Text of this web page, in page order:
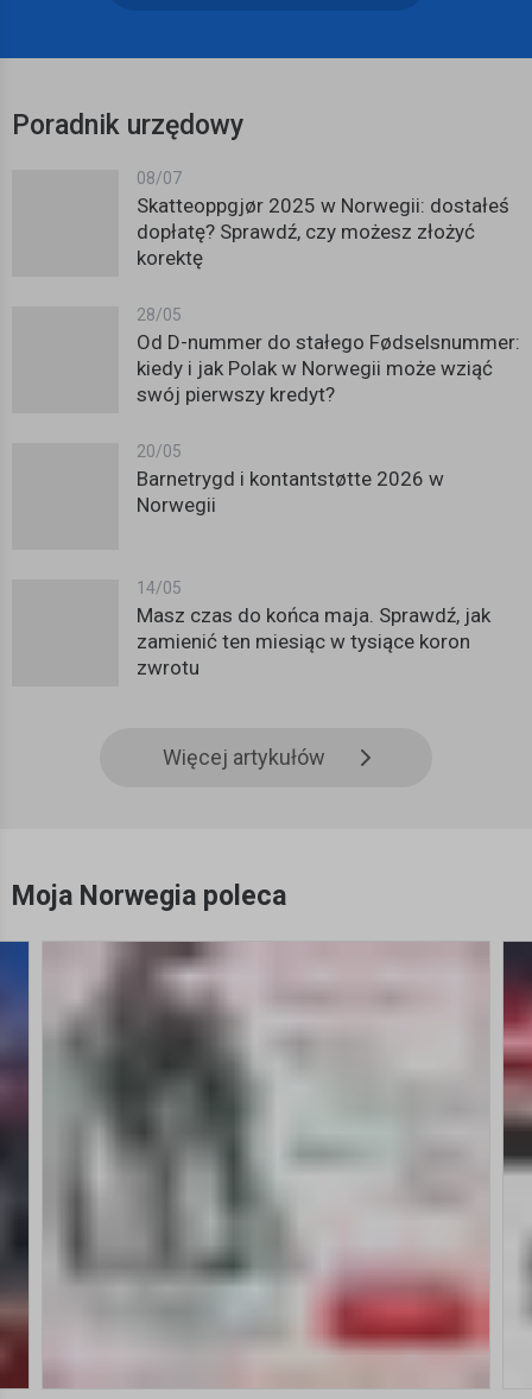
Poradnik urzędowy
08/07
Skatteoppgjør 2025 w Norwegii: dostałeś
dopłatę? Sprawdź, czy możesz złożyć
korektę
28/05
Od D-nummer do stałego Fødselsnummer:
kiedy i jak Polak w Norwegii może wziąć
swój pierwszy kredyt?
20/05
Barnetrygd i kontantstøtte 2026 w
Norwegii
14/05
Masz czas do końca maja. Sprawdź, jak
zamienić ten miesiąc w tysiące koron
zwrotu
Więcej artykułów
Moja Norwegia poleca